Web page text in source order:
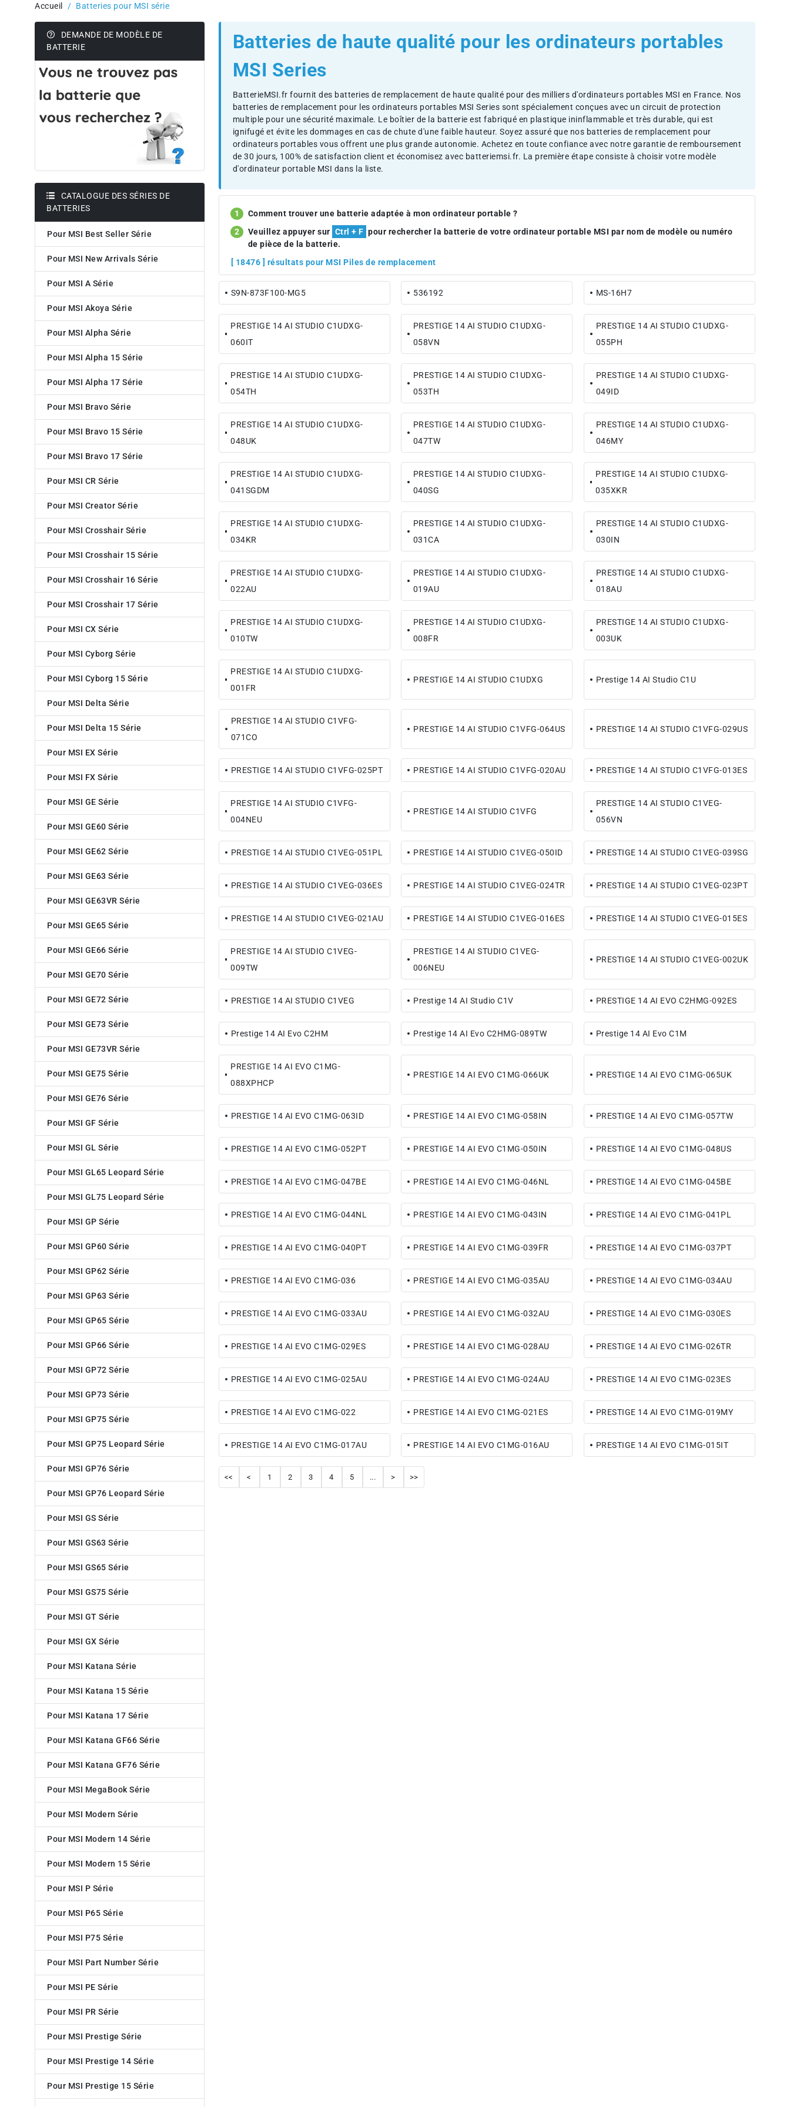
Accueil Batteries pour MSI série
DEMANDE DE MODÈLE DE
BATTERIE
CATALOGUE DES SÉRIES DE
BATTERIES
Pour MSI Best Seller Série
Pour MSI New Arrivals Série
Pour MSI A Série
Pour MSI Akoya Série
Pour MSI Alpha Série
Pour MSI Alpha 15 Série
Pour MSI Alpha 17 Série
Pour MSI Bravo Série
Pour MSI Bravo 15 Série
Pour MSI Bravo 17 Série
Pour MSI CR Série
Pour MSI Creator Série
Pour MSI Crosshair Série
Pour MSI Crosshair 15 Série
Pour MSI Crosshair 16 Série
Pour MSI Crosshair 17 Série
Pour MSI CX Série
Pour MSI Cyborg Série
Pour MSI Cyborg 15 Série
Pour MSI Delta Série
Pour MSI Delta 15 Série
Pour MSI EX Série
Pour MSI FX Série
Pour MSI GE Série
Pour MSI GE60 Série
Pour MSI GE62 Série
Pour MSI GE63 Série
Pour MSI GE63VR Série
Pour MSI GE65 Série
Pour MSI GE66 Série
Pour MSI GE70 Série
Pour MSI GE72 Série
Pour MSI GE73 Série
Pour MSI GE73VR Série
Pour MSI GE75 Série
Pour MSI GE76 Série
Pour MSI GF Série
Pour MSI GL Série
Pour MSI GL65 Leopard Série
Pour MSI GL75 Leopard Série
Pour MSI GP Série
Pour MSI GP60 Série
Pour MSI GP62 Série
Pour MSI GP63 Série
Pour MSI GP65 Série
Pour MSI GP66 Série
Pour MSI GP72 Série
Pour MSI GP73 Série
Pour MSI GP75 Série
Pour MSI GP75 Leopard Série
Pour MSI GP76 Série
Pour MSI GP76 Leopard Série
Pour MSI GS Série
Pour MSI GS63 Série
Pour MSI GS65 Série
Pour MSI GS75 Série
Pour MSI GT Série
Pour MSI GX Série
Pour MSI Katana Série
Pour MSI Katana 15 Série
Pour MSI Katana 17 Série
Pour MSI Katana GF66 Série
Pour MSI Katana GF76 Série
Pour MSI MegaBook Série
Pour MSI Modern Série
Pour MSI Modern 14 Série
Pour MSI Modern 15 Série
Pour MSI P Série
Pour MSI P65 Série
Pour MSI P75 Série
Pour MSI Part Number Série
Pour MSI PE Série
Pour MSI PR Série
Pour MSI Prestige Série
Pour MSI Prestige 14 Série
Pour MSI Prestige 15 Série
Batteries de haute qualité pour les ordinateurs portables
MSI Series
BatterieMSI.fr fournit des batteries de remplacement de haute qualité pour des milliers d'ordinateurs portables MSI en France. Nos
batteries de remplacement pour les ordinateurs portables MSI Series sont spécialement conçues avec un circuit de protection
multiple pour une sécurité maximale. Le boîtier de la batterie est fabriqué en plastique ininflammable et très durable, qui est
ignifugé et évite les dommages en cas de chute d'une faible hauteur. Soyez assuré que nos batteries de remplacement pour
ordinateurs portables vous offrent une plus grande autonomie. Achetez en toute confiance avec notre garantie de remboursement
de 30 jours, 100% de satisfaction client et économisez avec batteriemsi.fr. La première étape consiste à choisir votre modèle
d'ordinateur portable MSI dans la liste.
Comment trouver une batterie adaptée à mon ordinateur portable ?
Veuillez appuyer sur Ctrl + F pour rechercher la batterie de votre ordinateur portable MSI par nom de modèle ou numéro
de pièce de la batterie.
[ 18476 ] résultats pour MSI Piles de remplacement
S9N-873F100-MG5 536192 MS-16H7
PRESTIGE 14 AI STUDIO C1UDXG-
060IT
PRESTIGE 14 AI STUDIO C1UDXG-
058VN
PRESTIGE 14 AI STUDIO C1UDXG-
055PH
PRESTIGE 14 AI STUDIO C1UDXG-
054TH
PRESTIGE 14 AI STUDIO C1UDXG-
053TH
PRESTIGE 14 AI STUDIO C1UDXG-
049ID
PRESTIGE 14 AI STUDIO C1UDXG-
048UK
PRESTIGE 14 AI STUDIO C1UDXG-
047TW
PRESTIGE 14 AI STUDIO C1UDXG-
046MY
PRESTIGE 14 AI STUDIO C1UDXG-
041SGDM
PRESTIGE 14 AI STUDIO C1UDXG-
040SG
PRESTIGE 14 AI STUDIO C1UDXG-
035XKR
PRESTIGE 14 AI STUDIO C1UDXG-
034KR
PRESTIGE 14 AI STUDIO C1UDXG-
031CA
PRESTIGE 14 AI STUDIO C1UDXG-
030IN
PRESTIGE 14 AI STUDIO C1UDXG-
022AU
PRESTIGE 14 AI STUDIO C1UDXG-
019AU
PRESTIGE 14 AI STUDIO C1UDXG-
018AU
PRESTIGE 14 AI STUDIO C1UDXG-
010TW
PRESTIGE 14 AI STUDIO C1UDXG-
008FR
PRESTIGE 14 AI STUDIO C1UDXG-
003UK
PRESTIGE 14 AI STUDIO C1UDXG-
001FR
PRESTIGE 14 AI STUDIO C1UDXG Prestige 14 AI Studio C1U
PRESTIGE 14 AI STUDIO C1VFG-
071CO
PRESTIGE 14 AI STUDIO C1VFG-064US PRESTIGE 14 AI STUDIO C1VFG-029US
PRESTIGE 14 AI STUDIO C1VFG-025PT PRESTIGE 14 AI STUDIO C1VFG-020AU PRESTIGE 14 AI STUDIO C1VFG-013ES
PRESTIGE 14 AI STUDIO C1VFG-
004NEU
PRESTIGE 14 AI STUDIO C1VFG
PRESTIGE 14 AI STUDIO C1VEG-
056VN
PRESTIGE 14 AI STUDIO C1VEG-051PL PRESTIGE 14 AI STUDIO C1VEG-050ID PRESTIGE 14 AI STUDIO C1VEG-039SG
PRESTIGE 14 AI STUDIO C1VEG-036ES PRESTIGE 14 AI STUDIO C1VEG-024TR PRESTIGE 14 AI STUDIO C1VEG-023PT
PRESTIGE 14 AI STUDIO C1VEG-021AU PRESTIGE 14 AI STUDIO C1VEG-016ES PRESTIGE 14 AI STUDIO C1VEG-015ES
PRESTIGE 14 AI STUDIO C1VEG-
009TW
PRESTIGE 14 AI STUDIO C1VEG-
006NEU
PRESTIGE 14 AI STUDIO C1VEG-002UK
PRESTIGE 14 AI STUDIO C1VEG Prestige 14 AI Studio C1V PRESTIGE 14 AI EVO C2HMG-092ES
Prestige 14 AI Evo C2HM Prestige 14 AI Evo C2HMG-089TW Prestige 14 AI Evo C1M
PRESTIGE 14 AI EVO C1MG-
088XPHCP
PRESTIGE 14 AI EVO C1MG-066UK PRESTIGE 14 AI EVO C1MG-065UK
PRESTIGE 14 AI EVO C1MG-063ID PRESTIGE 14 AI EVO C1MG-058IN PRESTIGE 14 AI EVO C1MG-057TW
PRESTIGE 14 AI EVO C1MG-052PT PRESTIGE 14 AI EVO C1MG-050IN PRESTIGE 14 AI EVO C1MG-048US
PRESTIGE 14 AI EVO C1MG-047BE PRESTIGE 14 AI EVO C1MG-046NL PRESTIGE 14 AI EVO C1MG-045BE
PRESTIGE 14 AI EVO C1MG-044NL PRESTIGE 14 AI EVO C1MG-043IN PRESTIGE 14 AI EVO C1MG-041PL
PRESTIGE 14 AI EVO C1MG-040PT PRESTIGE 14 AI EVO C1MG-039FR PRESTIGE 14 AI EVO C1MG-037PT
PRESTIGE 14 AI EVO C1MG-036 PRESTIGE 14 AI EVO C1MG-035AU PRESTIGE 14 AI EVO C1MG-034AU
PRESTIGE 14 AI EVO C1MG-033AU PRESTIGE 14 AI EVO C1MG-032AU PRESTIGE 14 AI EVO C1MG-030ES
PRESTIGE 14 AI EVO C1MG-029ES PRESTIGE 14 AI EVO C1MG-028AU PRESTIGE 14 AI EVO C1MG-026TR
PRESTIGE 14 AI EVO C1MG-025AU PRESTIGE 14 AI EVO C1MG-024AU PRESTIGE 14 AI EVO C1MG-023ES
PRESTIGE 14 AI EVO C1MG-022 PRESTIGE 14 AI EVO C1MG-021ES PRESTIGE 14 AI EVO C1MG-019MY
PRESTIGE 14 AI EVO C1MG-017AU PRESTIGE 14 AI EVO C1MG-016AU PRESTIGE 14 AI EVO C1MG-015IT
<< < 1 2 3 4 5 ... > >>